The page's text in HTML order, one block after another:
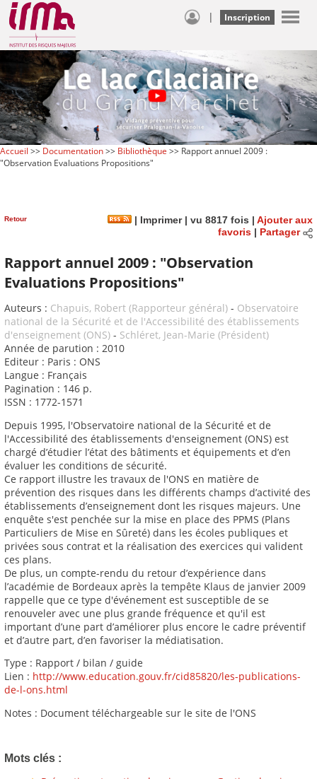
| Inscription
Accueil >> Documentation>> Bibliothèque >> Rapport annuel 2009 :
"Observation Evaluations Propositions"
Retour | Imprimer| vu 8817 fois | Ajouter aux
favoris| Partager
Rapport annuel 2009 : "Observation
Evaluations Propositions"
Auteurs : Chapuis, Robert (Rapporteur général) - Observatoire
national de la Sécurité et de l'Accessibilité des établissements
d'enseignement (ONS) - Schléret, Jean-Marie (Président)
Année de parution : 2010
Editeur : Paris : ONS
Langue : Français
Pagination : 146 p.
ISSN : 1772-1571
Depuis 1995, l'Observatoire national de la Sécurité et de
l'Accessibilité des établissements d'enseignement (ONS) est
chargé d’étudier l’état des bâtiments et équipements et d’en
évaluer les conditions de sécurité.
Ce rapport illustre les travaux de l'ONS en matière de
prévention des risques dans les différents champs d’activité des
établissements d’enseignement dont les risques majeurs. Une
enquête s'est penchée sur la mise en place des PPMS (Plans
Particuliers de Mise en Sûreté) dans les écoles publiques et
privées sous contrat et la réalisation des exercices qui valident
ces plans.
De plus, un compte-rendu du retour d’expérience dans
l’académie de Bordeaux après la tempête Klaus de janvier 2009
rappelle que ce type d'événement est susceptible de se
renouveler avec une plus grande fréquence et qu'il est
important d’une part d’améliorer plus encore le cadre préventif
et d’autre part, d’en favoriser la médiatisation.
Type : Rapport / bilan / guide
Lien : http://www.education.gouv.fr/cid85820/les-publications-
de-l-ons.html
Notes : Document téléchargeable sur le site de l'ONS
Mots clés :